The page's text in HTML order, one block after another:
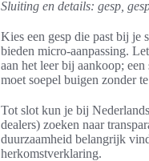
Sluiting en details: gesp,
Kies een gesp die past bij je
bieden micro-aanpassing.
aan het leer bij aankoop;
moet soepel buigen zonder
Tot slot kun je bij
dealers) zoeken naar
duurzaamheid belangrijk
herkomstverklaring.